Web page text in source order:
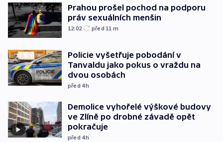
Prahou prošel pochod na podporu
práv sexuálních menšin
12:02 před 11 m
Policie vyšetřuje pobodání v
Tanvaldu jako pokus o vraždu na
dvou osobách
před 4h
Demolice vyhořelé výškové budovy
ve Zlíně po drobné závadě opět
pokračuje
před 4h